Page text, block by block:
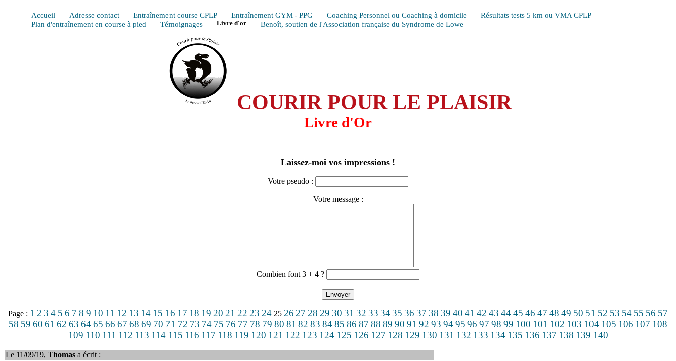
Accueil Adresse contact Entraînement course CPLP Entraînement GYM - PPG Coaching Personnel ou Coaching à domicile
Résultats tests 5 km ou VMA CPLP
Plan d'entraînement en course à pied
Témoignages Livre d'or Benoît, soutien de l'Association française du Syndrome de Lowe
COURIR POUR LE PLAISIR
Livre d'Or
Laissez-moi vos impressions !
Votre pseudo :
Votre message :
Combien font 3 + 4 ?
Page : 1 2 3 4 5 6 7 8 9 10 11 12 13 14 15 16 17 18 19 20 21 22 23 24 25 26 27 28 29 30 31 32 33 34 35 36 37 38 39 40 41 42 43 4445 46 47 48 49 50 51 52 53 54 55 56 57
58 59 60 61 62 63 6465 66 67 68 69 70 71 72 73 74 75 76 77 78 79 80 81 82 83 8485 86 87 88 89 90 91 92 93 9495 96 97 98 99 100 101 102 103 104 105 106 107 108
109 110 111 112 113 114 115 116 117 118 119 120 121 122 123 124 125 126 127 128 129 130 131 132 133 134 135 136 137 138 139 140
Le 11/09/19, Thomas a écrit :